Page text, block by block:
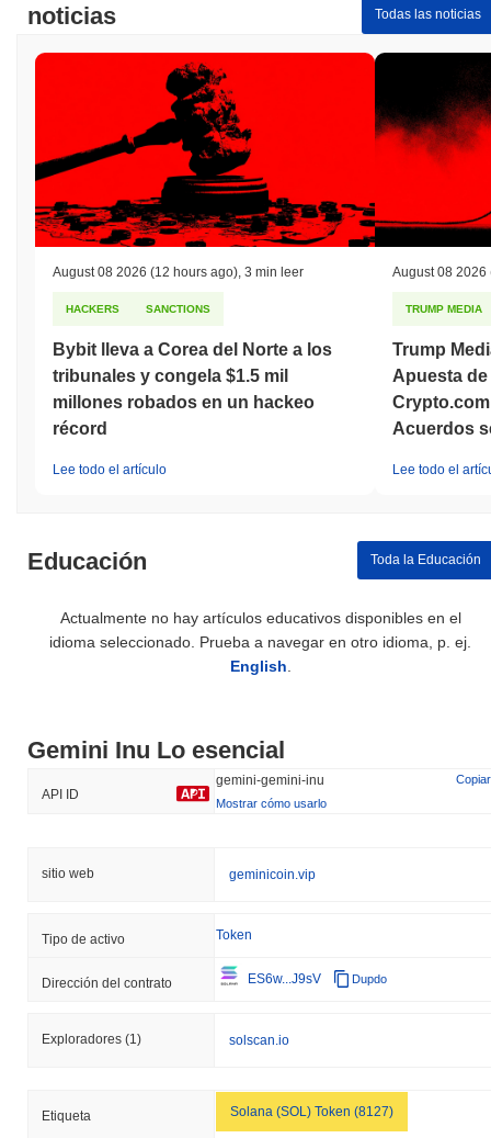
noticias Todas las noticias
August 08 2026 (12 hours ago) 3 min leer
HACKERS SANCTIONS
Bybit lleva a Corea del Norte a los
tribunales y congela $1.5 mil
millones robados en un hackeo
récord
Lee todo el artículo
August 08 2026
TRUMP MEDIA
Trump
Apuesta
Acuerdos
Lee todo el
Educación Toda la Educación
Actualmente no hay artículos educativos disponibles en el
idioma seleccionado. Prueba a navegar en otro idioma, p. ej.
English
Gemini Inu Lo esencial
API ID
gemini-gemini-inu
Copiar
Mostrar cómo usarlo
sitio web geminicoin.vip
Tipo de activo Token
Dirección del contrato ES6w...J9sV Dupdo
Exploradores (1) solscan.io
Etiqueta Solana (SOL) Token (8127)